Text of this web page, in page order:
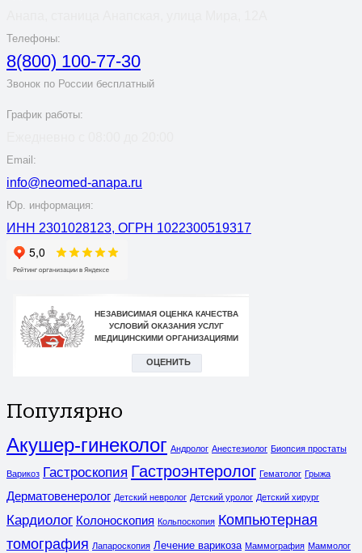
Телефоны:
8(800) 100-77-30
Звонок по России бесплатный
График работы:
Email:
info@neomed-anapa.ru
Юр. информация:
ИНН 2301028123, ОГРН 1022300519317
Популярно
Акушер-гинеколог Андролог Анестезиолог Биопсия простаты
Варикоз Гастроскопия Гастроэнтеролог Гематолог Грыжа
Дерматовенеролог Детский невролог Детский уролог Детский хирург
Кардиолог Колоноскопия Кольпоскопия Компьютерная
томография Лапароскопия Лечение варикоза Маммография Маммолог